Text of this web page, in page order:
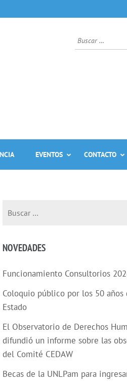
EVENTOS CONTACTO
NOVEDADES
Funcionamiento Consultorios
Coloquio público por los 50
Estado
El Observatorio de Derechos
difundió un informe sobre las
del Comité CEDAW
Becas de la UNLPam para